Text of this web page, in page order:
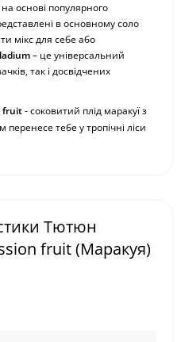
основі популярного
в основному соло
мікс для себе або
– це універсальний
так і досвідчених
fruit- соковитий плід маракуї з
тебе у тропічні ліси
Тютюн
fruit (Маракуя)